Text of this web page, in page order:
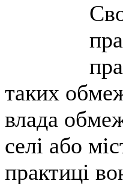
таких
влада
селі або
практиці